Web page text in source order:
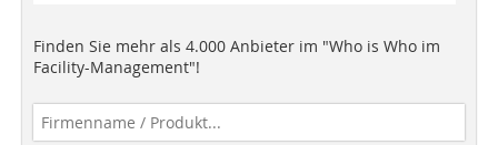
Finden Sie mehr als 4.000 Anbieter im "Who is Who im
Facility-Management"!